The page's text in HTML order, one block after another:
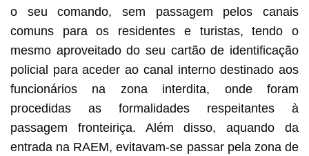
o seu comando, sem passagem pelos canais
comuns para os residentes e turistas, tendo o
mesmo aproveitado do seu cartão de identificação
policial para aceder ao canal interno destinado aos
funcionários na zona interdita, onde foram
procedidas as formalidades respeitantes à
passagem fronteiriça. Além disso, aquando da
entrada na RAEM, evitavam-se passar pela zona de